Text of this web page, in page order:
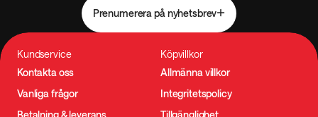
Prenumerera på nyhetsbrev
Kundservice
Kontakta oss
Vanliga frågor
Köpvillkor
Allmänna villkor
Integritetspolicy